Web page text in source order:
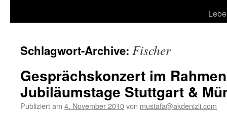
Schlagwort-Archive: Fischer
Gesprächskonzert im
Jubiläumstage Stuttgart &
Publiziert am 4. November 2010von mustafa@akdenizli.com